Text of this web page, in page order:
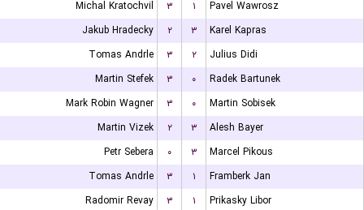
Michal Kratochvil
۳ ۱
Pavel Wawrosz
Jakub Hradecky
۲ ۳
Karel Kapras
Tomas Andrle
۳ ۲
Julius Didi
Martin Stefek
۳ ۰
Radek Bartunek
Mark Robin Wagner
۳ ۰
Martin Sobisek
Martin Vizek
۲ ۳
Alesh Bayer
Petr Sebera
۰ ۳
Marcel Pikous
Tomas Andrle
۳ ۱
Framberk Jan
Radomir Revay
۳ ۱
Prikasky Libor